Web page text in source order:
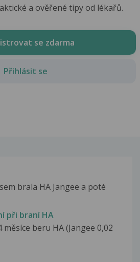
a ověřené tipy od lékařů.
se zdarma
Přihlásit se
brala HA Jangee a poté
při braní HA
beru HA (Jangee 0,02